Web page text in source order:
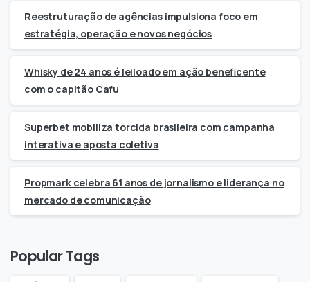
Reestruturação de agências impulsiona foco em
estratégia, operação e novos negócios
Whisky de 24 anos é leiloado em ação beneficente
com o capitão Cafu
Superbet mobiliza torcida brasileira com campanha
interativa e aposta coletiva
Propmark celebra 61 anos de jornalismo e liderança no
mercado de comunicação
Popular Tags